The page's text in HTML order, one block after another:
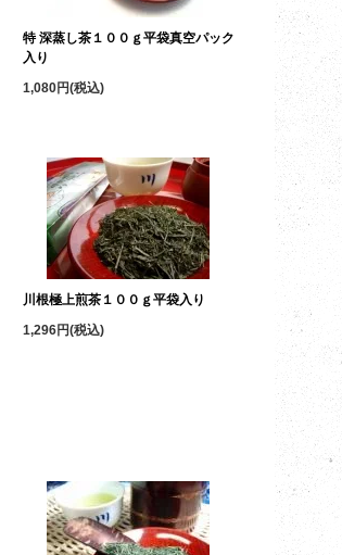
特 深蒸し茶１００ｇ平袋真空パック
入り
1,080円(税込)
川根極上煎茶１００ｇ平袋入り
1,296円(税込)